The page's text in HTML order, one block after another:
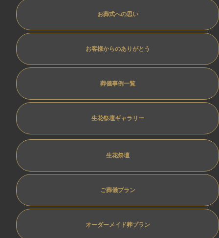
お葬式への思い
お客様からのありがとう
葬儀事例一覧
生花祭壇ギャラリー
生花祭壇
ご葬儀プラン
オーダーメイド葬プラン